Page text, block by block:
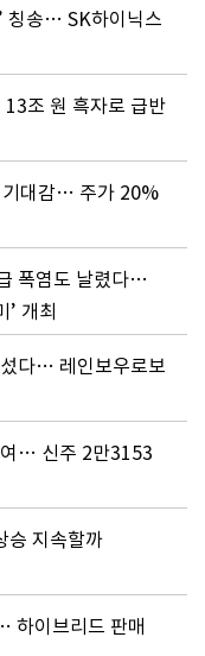
칭송… SK하이닉스
조 원 흑자로 급반
기대감… 주가 20%
폭염도 날렸다…
’ 개최
다… 레인보우로보
여… 신주 2만3153
승 지속할까
하이브리드 판매